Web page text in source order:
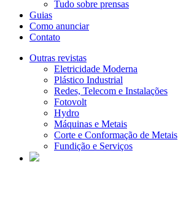
Tudo sobre prensas
Guias
Como anunciar
Contato
Outras revistas
Eletricidade Moderna
Plástico Industrial
Redes, Telecom e Instalações
Fotovolt
Hydro
Máquinas e Metais
Corte e Conformação de Metais
Fundição e Serviços